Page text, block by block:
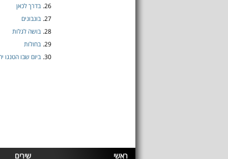
26. בדרך לכאן
27. בונבונים
28. בושה לגלות
29. בחולות
30. ביום שבו הטנגו
ראשי שירים